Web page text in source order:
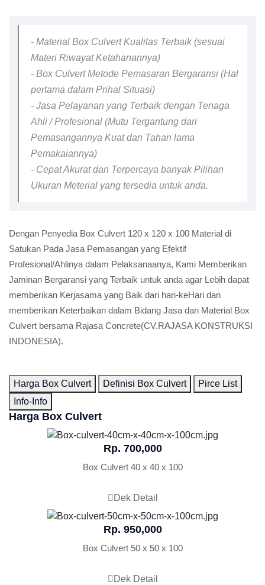
- Material Box Culvert Kualitas Terbaik (sesuai
Materi Riwayat Ketahanannya)
- Box Culvert Metode Pemasaran Bergaransi (Hal
pertama dalam Prihal Situasi)
- Jasa Pelayanan yang Terbaik dengan Tenaga
Ahli / Profesional (Mutu Tergantung dari
Pemasangannya Kuat dan Tahan lama
Pemakaiannya)
- Cepat Akurat dan Terpercaya banyak Pilihan
Ukuran Meterial yang tersedia untuk anda.
Dengan Penyedia Box Culvert 120 x 120 x 100 Material di
Satukan Pada Jasa Pemasangan yang Efektif
Profesional/Ahlinya dalam Pelaksanaanya, Kami Memberikan
Jaminan Bergaransi yang Terbaik untuk anda agar Lebih dapat
memberikan Kerjasama yang Baik dari hari-keHari dan
memberikan Keterbaikan dalam Bidang Jasa dan Material Box
Culvert bersama Rajasa Concrete(CV.RAJASA KONSTRUKSI
INDONESIA).
Harga Box Culvert Definisi Box Culvert
Pirce List
Info-Info
Harga Box Culvert
Rp. 700,000
Box Culvert 40 x 40 x 100
Dek Detail
Rp. 950,000
Box Culvert 50 x 50 x 100
Dek Detail